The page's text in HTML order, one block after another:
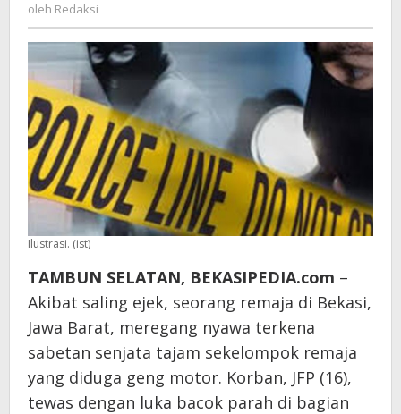
Celurit
oleh Redaksi
Ilustrasi. (ist)
TAMBUN SELATAN, BEKASIPEDIA.com –
Akibat saling ejek, seorang remaja di Bekasi,
Jawa Barat, meregang nyawa terkena
sabetan senjata tajam sekelompok remaja
yang diduga geng motor. Korban, JFP (16),
tewas dengan luka bacok parah di bagian